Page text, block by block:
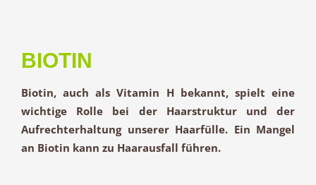
BIOTIN
Biotin, auch als Vitamin H bekannt, spielt eine
wichtige Rolle bei der Haarstruktur und der
Aufrechterhaltung unserer Haarfülle. Ein Mangel
an Biotin kann zu Haarausfall führen.